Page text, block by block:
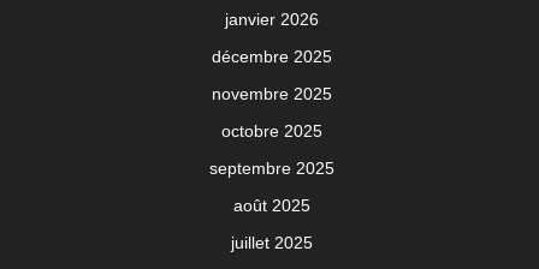
janvier 2026
décembre 2025
novembre 2025
octobre 2025
septembre 2025
août 2025
juillet 2025